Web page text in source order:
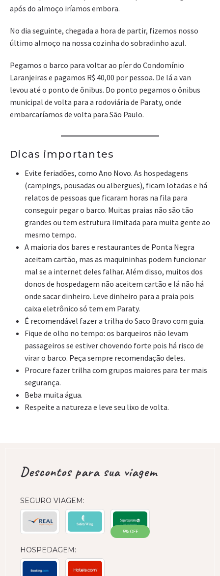
após do almoço iríamos embora.
No dia seguinte, chegada a hora de partir, fizemos nosso
último almoço na nossa cozinha do sobradinho azul.
Pegamos o barco para voltar ao píer do Condomínio
Laranjeiras e pagamos R$ 40,00 por pessoa. De lá a van
levou até o ponto de ônibus. Do ponto pegamos o ônibus
municipal de volta para a rodoviária de Paraty, onde
embarcaríamos de volta para São Paulo.
Dicas importantes
Evite feriadões, como Ano Novo. As hospedagens
(campings, pousadas ou albergues), ficam lotadas e há
relatos de pessoas que ficaram horas na fila para
conseguir pegar o barco. Muitas praias não são tão
grandes ou tem estrutura limitada para muita gente ao
mesmo tempo.
A maioria dos bares e restaurantes de Ponta Negra
aceitam cartão, mas as maquininhas podem funcionar
mal se a internet deles falhar. Além disso, muitos dos
donos de hospedagem não aceitem cartão e lá não há
onde sacar dinheiro. Leve dinheiro para a praia pois
caixa eletrônico só tem em Paraty.
É recomendável fazer a trilha do Saco Bravo com guia.
Fique de olho no tempo: os barqueiros não levam
passageiros se estiver chovendo forte pois há risco de
virar o barco. Peça sempre recomendação deles.
Procure fazer trilha com grupos maiores para ter mais
segurança.
Beba muita água.
Respeite a natureza e leve seu lixo de volta.
Descontos para sua viagem
SEGURO VIAGEM:
5% OFF
HOSPEDAGEM: